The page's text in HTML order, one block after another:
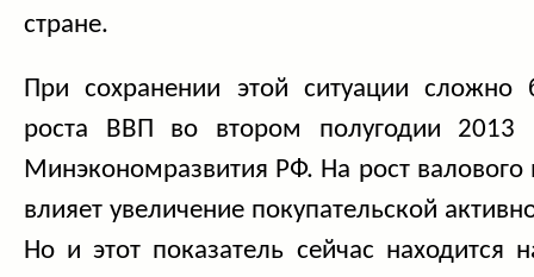
стране.
При сохранении этой ситуации сложно
роста ВВП во втором полугодии 2013
Минэкономразвития РФ. На рост валового
влияет увеличение покупательской
Но и этот показатель сейчас находится